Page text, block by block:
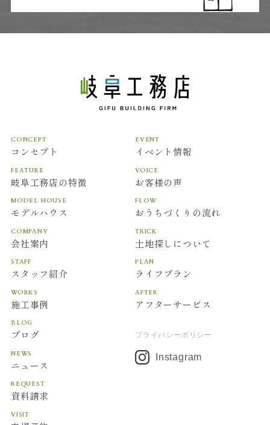
CONCEPT
コンセプト
FEATURE
岐阜工務店の特徴
MODEL HOUSE
モデルハウス
COMPANY
会社案内
STAFF
スタッフ紹介
WORKS
施工事例
EVENT
イベント情報
VOICE
お客様の声
FLOW
おうちづくりの流れ
TRICK
土地探しについて
PLAN
ライフプラン
AFTER
アフターサービス
BLOG
ブログ
NEWS
ニュース
REQUEST
資料請求
VISIT
プライバシーポリシー
Instagram